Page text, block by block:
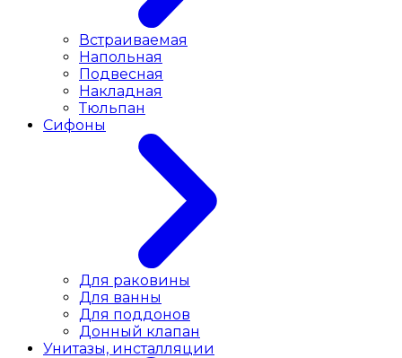
Встраиваемая
Напольная
Подвесная
Накладная
Тюльпан
Сифоны
Для раковины
Для ванны
Для поддонов
Донный клапан
Унитазы, инсталляции